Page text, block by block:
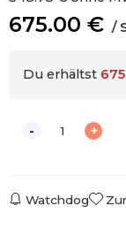
675.00 €
Du erhältst 675
Watchdog